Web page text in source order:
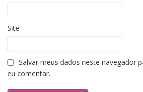
Site
Salvar meus dados neste navegador
eu comentar.